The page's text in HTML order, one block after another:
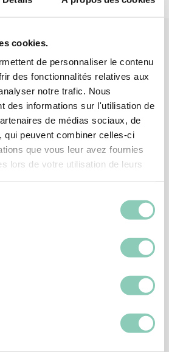
cookies.
de personnaliser le contenu
des fonctionnalités relatives aux
notre trafic. Nous
des informations sur l'utilisation de
de médias sociaux, de
qui peuvent combiner celles-ci
que vous leur avez fournies
lors de votre utilisation de leurs
associés